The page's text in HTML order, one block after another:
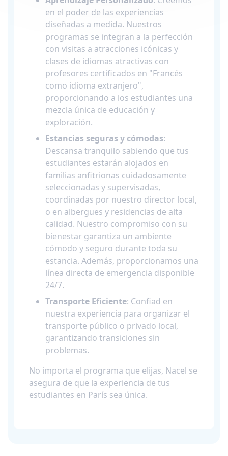
en el poder de las experiencias
diseñadas a medida. Nuestros
programas se integran a la perfección
con visitas a atracciones icónicas y
clases de idiomas atractivas con
profesores certificados en "Francés
como idioma extranjero",
proporcionando a los estudiantes una
mezcla única de educación y
exploración.
Estancias seguras y cómodas:
Descansa tranquilo sabiendo que tus
estudiantes estarán alojados en
familias anfitrionas cuidadosamente
seleccionadas y supervisadas,
coordinadas por nuestro director local,
o en albergues y residencias de alta
calidad. Nuestro compromiso con su
bienestar garantiza un ambiente
cómodo y seguro durante toda su
estancia. Además, proporcionamos una
línea directa de emergencia disponible
24/7.
Transporte Eficiente: Confiad en
nuestra experiencia para organizar el
transporte público o privado local,
garantizando transiciones sin
problemas.
​No importa el programa que elijas, Nacel se
asegura de que la experiencia de tus
estudiantes en París sea única.